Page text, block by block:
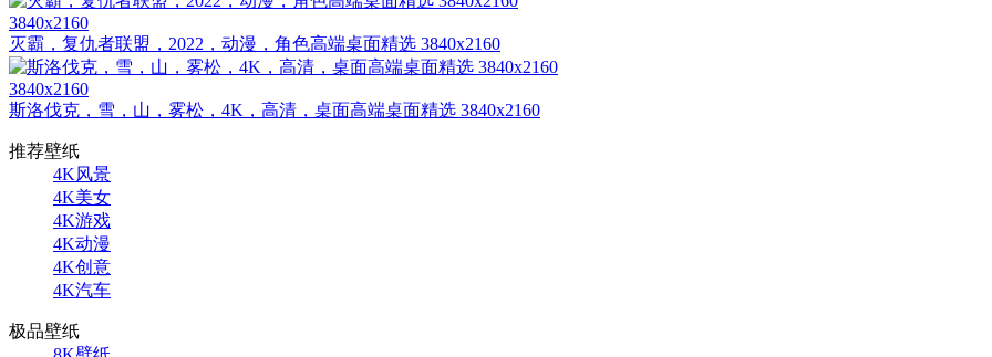
3840x2160
灭霸，复仇者联盟，2022，动漫，角色高端桌面精选 3840x2160
3840x2160
斯洛伐克，雪，山，雾松，4K，高清，桌面高端桌面精选 3840x2160
推荐壁纸
4K风景
4K美女
4K游戏
4K动漫
4K创意
4K汽车
极品壁纸